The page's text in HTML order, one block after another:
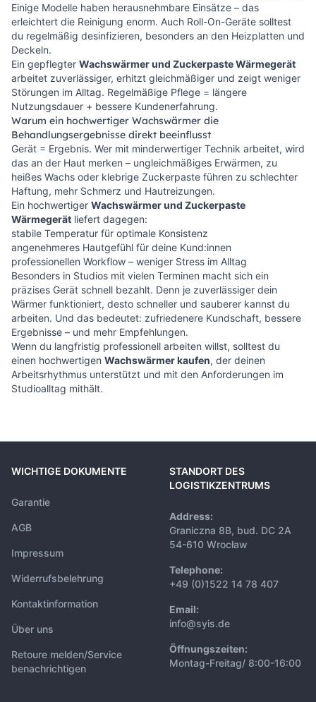
Einige Modelle haben herausnehmbare Einsätze – das
erleichtert die Reinigung enorm. Auch Roll-On-Geräte solltest
du regelmäßig desinfizieren, besonders an den Heizplatten und
Deckeln.
Ein gepflegter Wachswärmer und Zuckerpaste Wärmegerät
arbeitet zuverlässiger, erhitzt gleichmäßiger und zeigt weniger
Störungen im Alltag. Regelmäßige Pflege = längere
Nutzungsdauer + bessere Kundenerfahrung.
Warum ein hochwertiger Wachswärmer die
Behandlungsergebnisse direkt beeinflusst
Gerät = Ergebnis. Wer mit minderwertiger Technik arbeitet, wird
das an der Haut merken – ungleichmäßiges Erwärmen, zu
heißes Wachs oder klebrige Zuckerpaste führen zu schlechter
Haftung, mehr Schmerz und Hautreizungen.
Ein hochwertiger Wachswärmer und Zuckerpaste
Wärmegerät liefert dagegen:
stabile Temperatur für optimale Konsistenz
angenehmeres Hautgefühl für deine Kund:innen
professionellen Workflow – weniger Stress im Alltag
Besonders in Studios mit vielen Terminen macht sich ein
präzises Gerät schnell bezahlt. Denn je zuverlässiger dein
Wärmer funktioniert, desto schneller und sauberer kannst du
arbeiten. Und das bedeutet: zufriedenere Kundschaft, bessere
Ergebnisse – und mehr Empfehlungen.
Wenn du langfristig professionell arbeiten willst, solltest du
einen hochwertigen Wachswärmer kaufen, der deinen
Arbeitsrhythmus unterstützt und mit den Anforderungen im
Studioalltag mithält.
WICHTIGE DOKUMENTE
Garantie
AGB
Impressum
Widerrufsbelehrung
Kontaktinformation
Über uns
Retoure melden/Service
benachrichtigen
STANDORT DES
LOGISTIKZENTRUMS
Address:
Graniczna 8B, bud. DC 2A
54-610 Wrocław
Telephone:
+49 (0)1522 14 78 407
Email:
info@syis.de
Öffnungszeiten:
Montag-Freitag/ 8:00-16:00